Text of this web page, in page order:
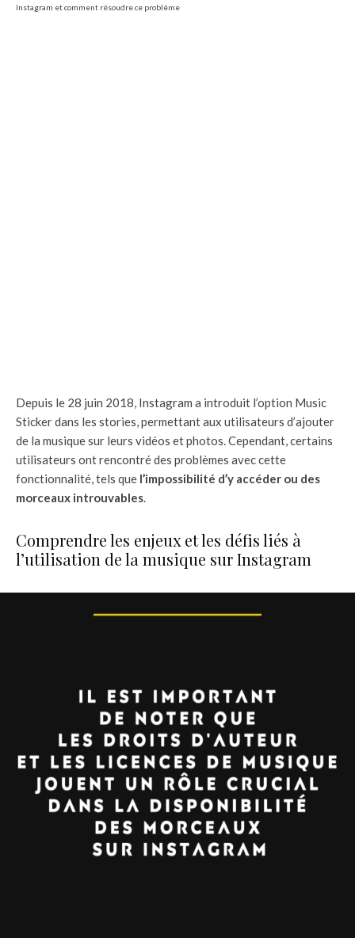
Instagram et comment résoudre ce problème
Depuis le 28 juin 2018, Instagram a introduit l’option Music
Sticker dans les stories, permettant aux utilisateurs d’ajouter
de la musique sur leurs vidéos et photos. Cependant, certains
utilisateurs ont rencontré des problèmes avec cette
fonctionnalité, tels que l’impossibilité d’y accéder ou des
morceaux introuvables.
Comprendre les enjeux et les défis liés à
l’utilisation de la musique sur Instagram